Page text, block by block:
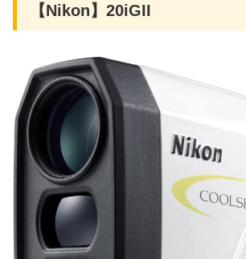
【Nikon】20iGII